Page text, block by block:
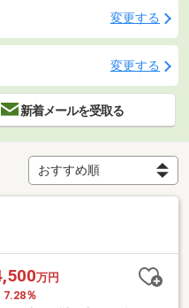
変更する
変更する
新着メールを受取る
万円
7.28％